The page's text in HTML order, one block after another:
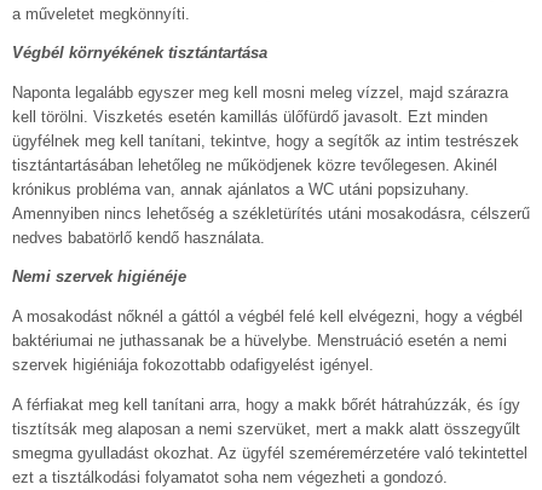
a műveletet megkönnyíti.
Végbél környékének tisztántartása
Naponta legalább egyszer meg kell mosni meleg vízzel, majd szárazra
kell törölni. Viszketés esetén kamillás ülőfürdő javasolt. Ezt minden
ügyfélnek meg kell tanítani, tekintve, hogy a segítők az intim testrészek
tisztántartásában lehetőleg ne működjenek közre tevőlegesen. Akinél
krónikus probléma van, annak ajánlatos a WC utáni popsizuhany.
Amennyiben nincs lehetőség a székletürítés utáni mosakodásra, célszerű
nedves babatörlő kendő használata.
Nemi szervek higiénéje
A mosakodást nőknél a gáttól a végbél felé kell elvégezni, hogy a végbél
baktériumai ne juthassanak be a hüvelybe. Menstruáció esetén a nemi
szervek higiéniája fokozottabb odafigyelést igényel.
A férfiakat meg kell tanítani arra, hogy a makk bőrét hátrahúzzák, és így
tisztítsák meg alaposan a nemi szervüket, mert a makk alatt összegyűlt
smegma gyulladást okozhat. Az ügyfél szeméremérzetére való tekintettel
ezt a tisztálkodási folyamatot soha nem végezheti a gondozó.